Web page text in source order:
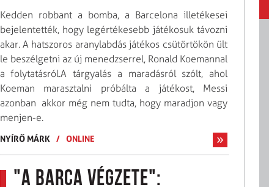
Kedden robbant a bomba, a Barcelona illetékesei
bejelentették, hogy legértékesebb játékosuk távozni
akar. A hatszoros aranylabdás játékos csütörtökön ült
le beszélgetni az új menedzserrel, Ronald Koemannal
a folytatásról.A tárgyalás a maradásról szólt, ahol
Koeman marasztalni próbálta a játékost, Messi
azonban akkor még nem tudta, hogy maradjon vagy
menjen-e.
NYÍRŐ MÁRK / ONLINE
"A Barca végzete":